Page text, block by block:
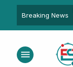
Breaking News
Menteri Amran
Produksi dan
menu